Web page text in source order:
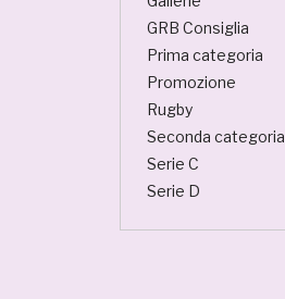
GRB Consiglia
Prima categoria
Promozione
Rugby
Seconda categoria
Serie C
Serie D